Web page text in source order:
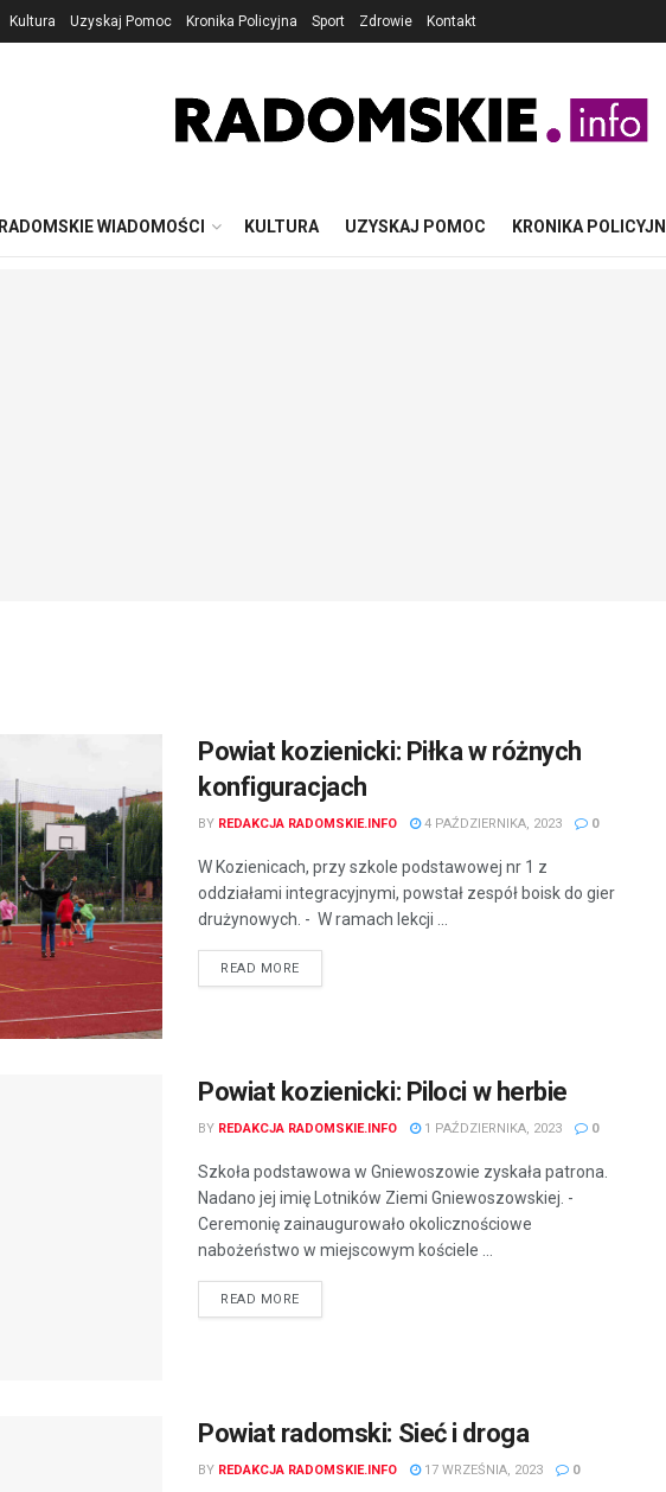
Kultura Uzyskaj Pomoc Kronika Policyjna Sport Zdrowie Kontakt
RADOMSKIE WIADOMOŚCI KULTURA UZYSKAJ POMOC KRONIKA
Powiat kozienicki: Piłka w różnych
konfiguracjach
BY REDAKCJA RADOMSKIE.INFO 4 PAŹDZIERNIKA, 2023 0
W Kozienicach, przy szkole podstawowej nr 1 z
oddziałami integracyjnymi, powstał zespół boisk do gier
drużynowych. - W ramach lekcji ...
READ MORE
Powiat kozienicki: Piloci w herbie
BY REDAKCJA RADOMSKIE.INFO 1 PAŹDZIERNIKA, 2023 0
Szkoła podstawowa w Gniewoszowie zyskała patrona.
Nadano jej imię Lotników Ziemi Gniewoszowskiej. -
Ceremonię zainaugurowało okolicznościowe
nabożeństwo w miejscowym kościele ...
READ MORE
Powiat radomski: Sieć i droga
BY REDAKCJA RADOMSKIE.INFO 17 WRZEŚNIA, 2023 0